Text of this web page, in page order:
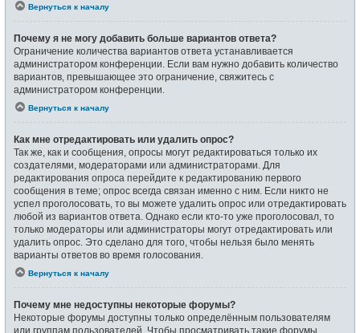
Вернуться к началу
Почему я не могу добавить больше вариантов ответа?
Ограничение количества вариантов ответа устанавливается
администратором конференции. Если вам нужно добавить количество
вариантов, превышающее это ограничение, свяжитесь с
администратором конференции.
Вернуться к началу
Как мне отредактировать или удалить опрос?
Так же, как и сообщения, опросы могут редактироваться только их
создателями, модераторами или администраторами. Для
редактирования опроса перейдите к редактированию первого
сообщения в теме; опрос всегда связан именно с ним. Если никто не
успел проголосовать, то вы можете удалить опрос или отредактировать
любой из вариантов ответа. Однако если кто-то уже проголосовал, то
только модераторы или администраторы могут отредактировать или
удалить опрос. Это сделано для того, чтобы нельзя было менять
варианты ответов во время голосования.
Вернуться к началу
Почему мне недоступны некоторые форумы?
Некоторые форумы доступны только определённым пользователям
или группам пользователей. Чтобы просматривать такие форумы,